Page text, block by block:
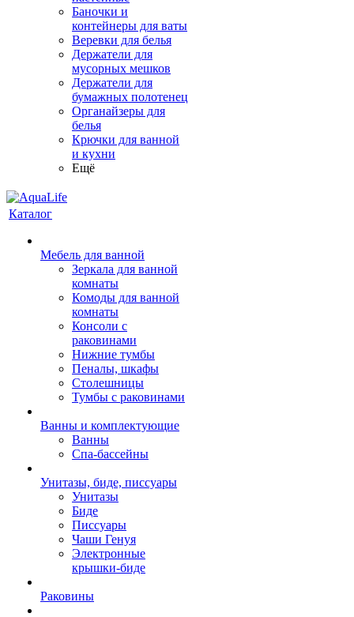
Баночки и
контейнеры для ваты
Веревки для белья
Держатели для
мусорных мешков
Держатели для
бумажных полотенец
Органайзеры для
белья
Крючки для ванной
и кухни
Ещё
Каталог
Мебель для ванной
Зеркала для ванной
комнаты
Комоды для ванной
комнаты
Консоли с
раковинами
Нижние тумбы
Пеналы, шкафы
Столешницы
Тумбы с раковинами
Ванны и комплектующие
Ванны
Спа-бассейны
Унитазы, биде, писсуары
Унитазы
Биде
Писсуары
Чаши Генуя
Электронные
крышки-биде
Раковины